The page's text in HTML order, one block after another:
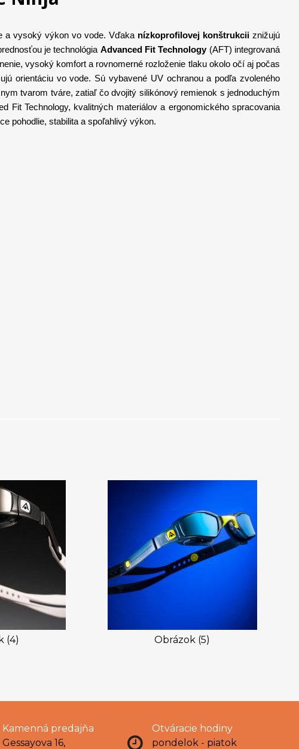
a vysoký výkon vo vode. Vďaka nízkoprofilovej konštrukciiznižujú
je technológia Advanced Fit Technology(AFT) integrovaná
vysoký komfort a rovnomerné rozloženie tlaku okolo očí aj počas
orientáciu vo vode. Sú vybavené UV ochranou a podľa zvoleného
tvarom tváre, zatiaľ čo dvojitý silikónový remienok s jednoduchým
Fit Technology, kvalitných materiálov a ergonomického spracovania
pohodlie, stabilita a spoľahlivý výkon.
(4) Obrázok (5)
Kamenná predajňa
Gessayova 16,
Otváracie hodiny
pondelok - piatok